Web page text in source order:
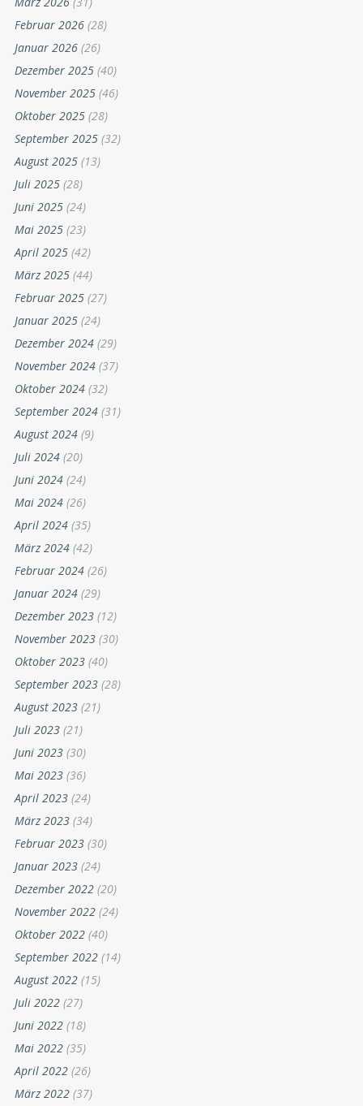
Februar 2026 (28)
Januar 2026 (26)
Dezember 2025 (40)
November 2025 (46)
Oktober 2025 (28)
September 2025 (32)
August 2025 (13)
Juli 2025 (28)
Juni 2025 (24)
Mai 2025 (23)
April 2025 (42)
März 2025 (44)
Februar 2025 (27)
Januar 2025 (24)
Dezember 2024 (29)
November 2024 (37)
Oktober 2024 (32)
September 2024 (31)
August 2024 (9)
Juli 2024 (20)
Juni 2024 (24)
Mai 2024 (26)
April 2024 (35)
März 2024 (42)
Februar 2024 (26)
Januar 2024 (29)
Dezember 2023 (12)
November 2023 (30)
Oktober 2023 (40)
September 2023 (28)
August 2023 (21)
Juli 2023 (21)
Juni 2023 (30)
Mai 2023 (36)
April 2023 (24)
März 2023 (34)
Februar 2023 (30)
Januar 2023 (24)
Dezember 2022 (20)
November 2022 (24)
Oktober 2022 (40)
September 2022 (14)
August 2022 (15)
Juli 2022 (27)
Juni 2022 (18)
Mai 2022 (35)
April 2022 (26)
März 2022 (37)